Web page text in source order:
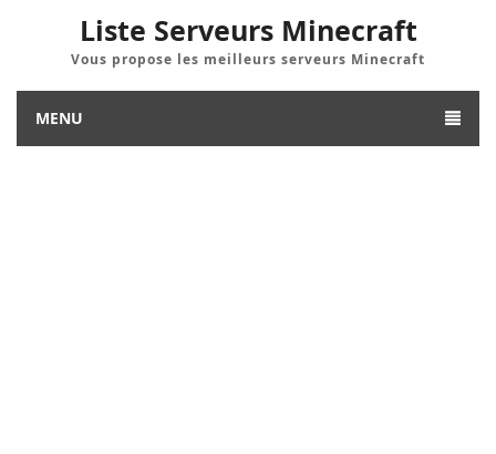
Liste Serveurs Minecraft
Vous propose les meilleurs serveurs Minecraft
MENU